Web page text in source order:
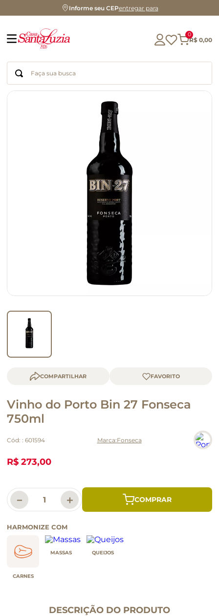
Informe seu CEPentregar para
0
R$ 0,00
Faça sua busca
COMPARTILHAR
Vinho do Porto Bin 27 Fonseca
750ml
Cód: : 601594 Fonseca
R$ 273,00
＋
－
HARMONIZE COM
CARNES
MASSAS QUEIJOS
DESCRIÇÃO DO PRODUTO